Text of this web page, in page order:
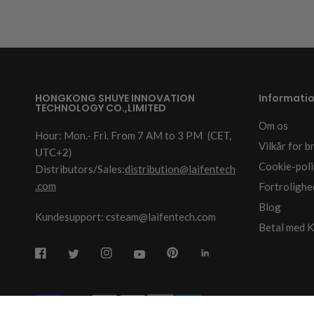
HONGKONG SHUYE INNOVATION
TECHNOLOGY CO.,LIMITED
Hour: Mon.- Fri. From 7 AM to 3 PM (CET,
UTC+2)
Distributors/Sales:distribution@laifentech
.com
Kundesupport: csteam@laifentech.com
Om os
Vilkår for
Cookie-
Blog
Betal med